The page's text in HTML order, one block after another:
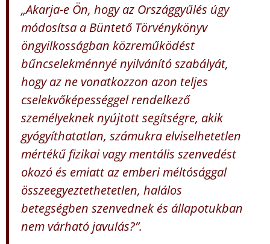
„Akarja-e Ön, hogy az Országgyűlés úgy
módosítsa a Büntető Törvénykönyv
öngyilkosságban közreműködést
bűncselekménnyé nyilvánító szabályát,
hogy az ne vonatkozzon azon teljes
cselekvőképességgel rendelkező
személyeknek nyújtott segítségre, akik
gyógyíthatatlan, számukra elviselhetetlen
mértékű fizikai vagy mentális szenvedést
okozó és emiatt az emberi méltósággal
összeegyeztethetetlen, halálos
betegségben szenvednek és állapotukban
nem várható javulás?”.